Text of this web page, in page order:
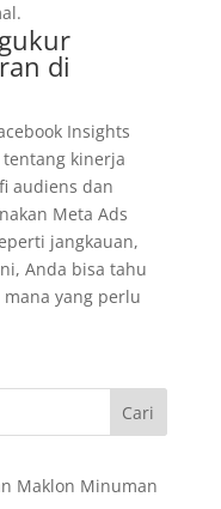
di
Insights
kinerja
audiens dan
Meta Ads
jangkauan,
Anda bisa tahu
yang perlu
Cari